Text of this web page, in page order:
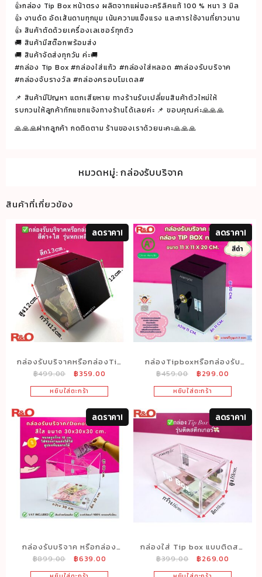
ติดตัว
หนังสือ
ขนาด
กว้าง
15
cm.
ลึก
10
cm.สูง
👍กล่อง Tip Box หน้าตรง ผลิตจากแผ่นอะคริลิคแท้ 100 % หนา 3 มิล
👍 งานดัด อัดเส้นดามทุกมุม เน้นความแข็งแรง และการใช้งานที่ยาวนาน
👍 สินค้าตัดด้วยเครื่องเลเซอร์ทุกตัว
🚚 สินค้ามีสต๊อกพร้อมส่ง
🚚 สินค้าจัดส่งทุกวัน ค่ะ🚚
#กล่อง Tip Box #กล่องใส่แก้ว #กล่องใส่หลอด #กล่องรับบริจาค
#กล่องจับรางวัล #กล่องครอบโมเดล#
📌 สินค้ามีปัญหา แตกเสียหาย ทางร้านรับเปลี่ยนสินค้าตัวใหม่ให้
รบกวนให้ลูกค้าทักแชทแจ้งทางร้านได้เลยค่ะ 📌 ขอบคุณค่ะ🙏🙏🙏
🙏🙏🙏ฝากลูกค้า กดติดตาม ร้านของเราด้วยนะคะ🙏🙏🙏
หมวดหมู่:กล่องรับบริจาค
สินค้าที่เกี่ยวข้อง
ลดราคา!
กล่องรับบริจาคหรือกล่องTip
box แบบหกเหลี่ยม สีใส+ดำ
ขนาด12x13x12 cm.
฿499.00
Original
price
was:
฿499.00.
฿359.00
price
is:
฿359.00.
หยิบใส่ตะกร้า
ลดราคา!
กล่องTipboxหรือกล่องรับ
บริจาค สีดำ ทรงสูง ขนาด
11x11x20 cm.
฿459.00
Original
price
was:
฿459.00.
฿299.00
price
is:
฿
หยิบใส่ตะกร้า
ลดราคา!
กล่องรับบริจาค หรือกล่อง
Donation box สีใส ขนาด
฿899.00
Original
price
฿639.00
price
ลดราคา!
กล่องใส่ Tip box แบบติดสติ
กเกอร์ สีใส ขนาด 16x10x10
฿399.00
Original
price
฿269.00
price